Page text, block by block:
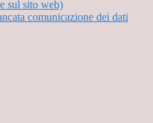
sul sito web)
comunicazione dei dati